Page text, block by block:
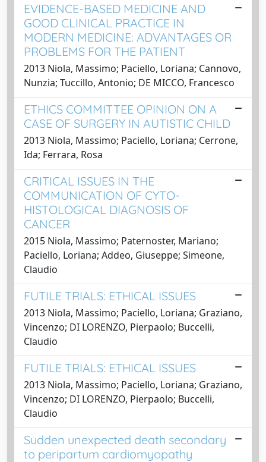
EVIDENCE-BASED MEDICINE AND
GOOD CLINICAL PRACTICE IN
MODERN MEDICINE: ADVANTAGES OR
PROBLEMS FOR THE PATIENT
2013 Niola, Massimo; Paciello, Loriana; Cannovo,
Nunzia; Tuccillo, Antonio; DE MICCO, Francesco
ETHICS COMMITTEE OPINION ON A
CASE OF SURGERY IN AUTISTIC CHILD
2013 Niola, Massimo; Paciello, Loriana; Cerrone,
Ida; Ferrara, Rosa
CRITICAL ISSUES IN THE
COMMUNICATION OF CYTO-
HISTOLOGICAL DIAGNOSIS OF
CANCER
2015 Niola, Massimo; Paternoster, Mariano;
Paciello, Loriana; Addeo, Giuseppe; Simeone,
Claudio
FUTILE TRIALS: ETHICAL ISSUES
2013 Niola, Massimo; Paciello, Loriana; Graziano,
Vincenzo; DI LORENZO, Pierpaolo; Buccelli,
Claudio
FUTILE TRIALS: ETHICAL ISSUES
2013 Niola, Massimo; Paciello, Loriana; Graziano,
Vincenzo; DI LORENZO, Pierpaolo; Buccelli,
Claudio
Sudden unexpected death secondary
to peripartum cardiomyopathy